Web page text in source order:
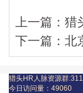
上一篇： 猎
下一篇： 北
猎头HR人脉资源群
今日访问量： 49060